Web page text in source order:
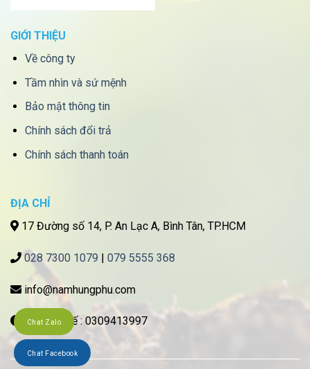
GIỚI THIỆU
Về công ty
Tầm nhìn và sứ mệnh
Bảo mật thông tin
Chính sách đổi trả
Chính sách thanh toán
ĐỊA CHỈ
17 Đường số 14, P. An Lạc A, Bình Tân, TP.HCM
028 7300 1079 | 079 5555 368
info@namhungphu.com
Mã số thuế : 0309413997
Chat Zalo
Chat Facebook